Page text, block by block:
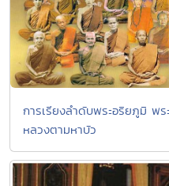
การเรียงลำดับพระอริยภูมิ พ
หลวงตามหาบัว